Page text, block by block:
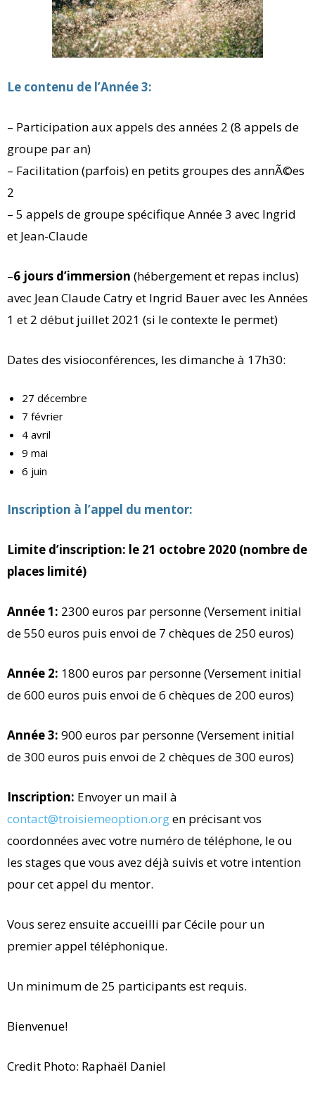
Le contenu de l’Année 3:
– Participation aux appels des années 2 (8 appels de
groupe par an)
– Facilitation (parfois) en petits groupes des annÃ©es
2
– 5 appels de groupe spécifique Année 3 avec Ingrid
et Jean-Claude
–6 jours d’immersion (hébergement et repas inclus)
avec Jean Claude Catry et Ingrid Bauer avec les Années
1 et 2 début juillet 2021 (si le contexte le permet)
Dates des visioconférences, les dimanche à 17h30:
27 décembre
7 février
4 avril
9 mai
6 juin
Inscription à l’appel du mentor:
Limite d’inscription: le 21 octobre 2020 (nombre de
places limité)
Année 1: 2300 euros par personne (Versement initial
de 550 euros puis envoi de 7 chèques de 250 euros)
Année 2: 1800 euros par personne (Versement initial
de 600 euros puis envoi de 6 chèques de 200 euros)
Année 3: 900 euros par personne (Versement initial
de 300 euros puis envoi de 2 chèques de 300 euros)
Inscription: Envoyer un mail à
contact@troisiemeoption.orgen précisant vos
coordonnées avec votre numéro de téléphone, le ou
les stages que vous avez déjà suivis et votre intention
pour cet appel du mentor.
Vous serez ensuite accueilli par Cécile pour un
premier appel téléphonique.
Un minimum de 25 participants est requis.
Bienvenue!
Credit Photo: Raphaël Daniel